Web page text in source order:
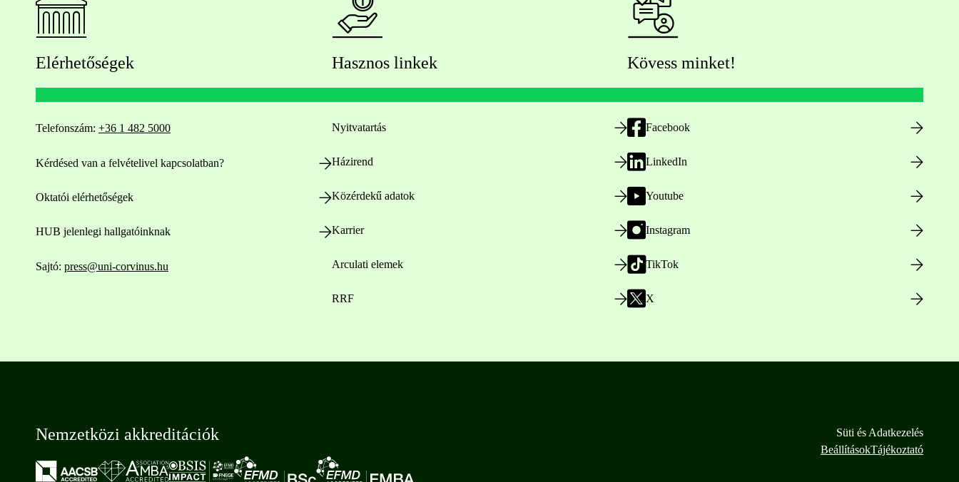
Elérhetőségek
Telefonszám: +36 1 482 5000
Kérdésed van a felvételivel kapcsolatban?
Oktatói elérhetőségek
HUB jelenlegi hallgatóinknak
Sajtó: press@uni-corvinus.hu
Hasznos linkek
Nyitvatartás
Házirend
Közérdekű adatok
Karrier
Arculati elemek
RRF
Kövess minket!
Facebook
LinkedIn
Youtube
Instagram
TikTok
X
Nemzetközi akkreditációk
Süti és Adatkezelés
BeállításokTájékoztató